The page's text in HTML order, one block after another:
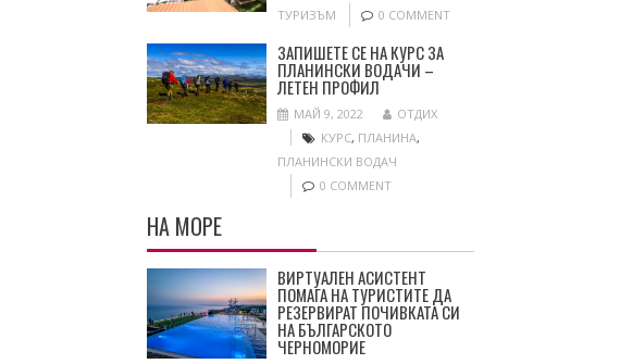
ТУРИЗЪМ
0 COMMENT
ЗАПИШЕТЕ СЕ НА КУРС ЗА
ПЛАНИНСКИ ВОДАЧИ –
ЛЕТЕН ПРОФИЛ
МАЙ 9, 2022
ОТДИХ
КУРС, ПЛАНИНА,
ПЛАНИНСКИ ВОДАЧ
0 COMMENT
НА МОРЕ
ВИРТУАЛЕН АСИСТЕНТ
ПОМАГА НА ТУРИСТИТЕ ДА
РЕЗЕРВИРАТ ПОЧИВКАТА СИ
НА БЪЛГАРСКОТО
ЧЕРНОМОРИЕ